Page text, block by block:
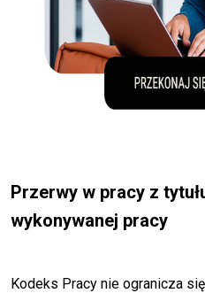
Przerwy w pracy z
wykonywanej pracy
Kodeks Pracy nie ogranicza